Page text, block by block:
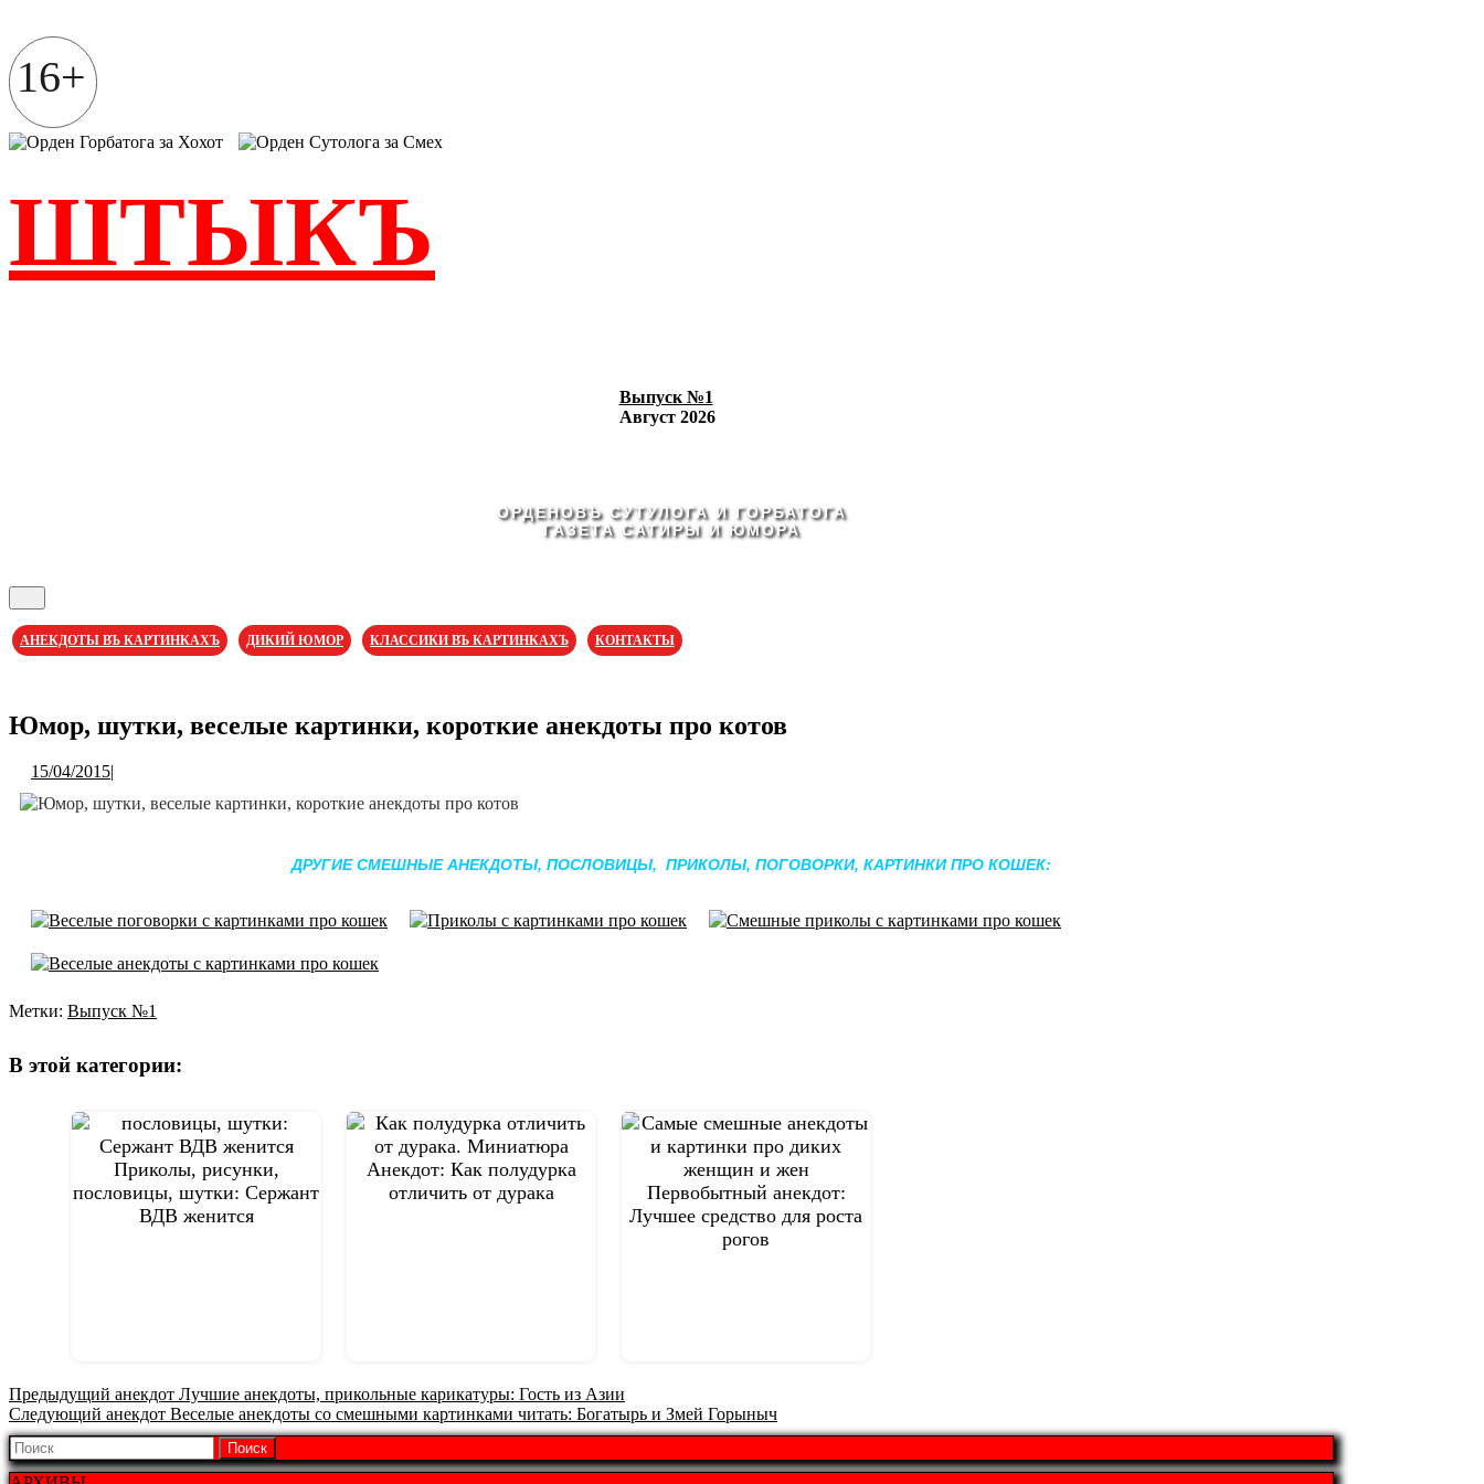
содержимому
16+
ШТЫКЪ
Выпуск №1
Август 2026
ОРДЕНОВЪ СУТУЛОГА И ГОРБАТОГА
ГАЗЕТА САТИРЫ И ЮМОРА
Открыть
АНЕКДОТЫ ВЪ КАРТИНКАХЪ ДИКИЙ ЮМОР КЛАССИКИ ВЪ КАРТИНКАХЪ КОНТАКТЫ
Юмор, шутки, веселые картинки, короткие анекдоты про котов
15/04/201515/04/2015
|
ДРУГИЕ СМЕШНЫЕ АНЕКДОТЫ, ПОСЛОВИЦЫ, ПРИКОЛЫ, ПОГОВОРКИ, КАРТИНКИ ПРО КОШЕК:
Метки: Выпуск №1
В этой категории:
Приколы, рисунки,
пословицы, шутки: Сержант
ВДВ женится
Анекдот: Как полудурка
отличить от дурака
Первобытный анекдот:
Лучшее средство для роста
рогов
по
Предыдущий анекдот Предыдущая
запись:
Лучшие анекдоты, прикольные карикатуры: Гость из Азии
Следующий анекдот Следующая
запись:
Веселые анекдоты со смешными картинками читать: Богатырь и Змей Горыныч
Найти: